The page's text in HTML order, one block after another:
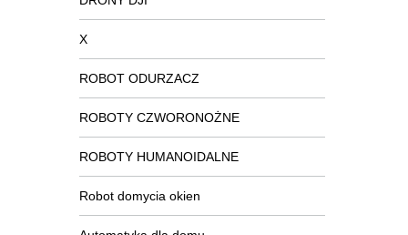
X
ROBOT ODURZACZ
ROBOTY CZWORONOŻNE
ROBOTY HUMANOIDALNE
Robot domycia okien